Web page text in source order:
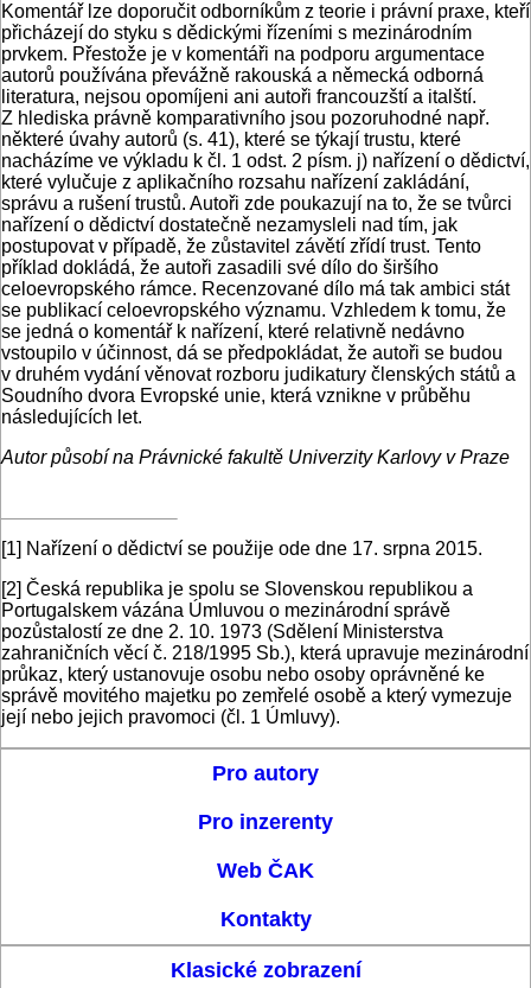
Komentář lze doporučit odborníkům z teorie i právní praxe, kteří
přicházejí do styku s dědickými řízeními s mezinárodním
prvkem. Přestože je v komentáři na podporu argumentace
autorů používána převážně rakouská a německá odborná
literatura, nejsou opomíjeni ani autoři francouzští a italští.
Z hlediska právně komparativního jsou pozoruhodné např.
některé úvahy autorů (s. 41), které se týkají trustu, které
nacházíme ve výkladu k čl. 1 odst. 2 písm. j) nařízení o dědictví,
které vylučuje z aplikačního rozsahu nařízení zakládání,
správu a rušení trustů. Autoři zde poukazují na to, že se tvůrci
nařízení o dědictví dostatečně nezamysleli nad tím, jak
postupovat v případě, že zůstavitel závětí zřídí trust. Tento
příklad dokládá, že autoři zasadili své dílo do širšího
celoevropského rámce. Recenzované dílo má tak ambici stát
se publikací celoevropského významu. Vzhledem k tomu, že
se jedná o komentář k nařízení, které relativně nedávno
vstoupilo v účinnost, dá se předpokládat, že autoři se budou
v druhém vydání věnovat rozboru judikatury členských států a
Soudního dvora Evropské unie, která vznikne v průběhu
následujících let.
Autor působí na Právnické fakultě Univerzity Karlovy v Praze
[1] Nařízení o dědictví se použije ode dne 17. srpna 2015.
[2] Česká republika je spolu se Slovenskou republikou a
Portugalskem vázána Úmluvou o mezinárodní správě
pozůstalostí ze dne 2. 10. 1973 (Sdělení Ministerstva
zahraničních věcí č. 218/1995 Sb.), která upravuje mezinárodní
průkaz, který ustanovuje osobu nebo osoby oprávněné ke
správě movitého majetku po zemřelé osobě a který vymezuje
její nebo jejich pravomoci (čl. 1 Úmluvy).
Pro autory
Pro inzerenty
Web ČAK
Kontakty
Klasické zobrazení